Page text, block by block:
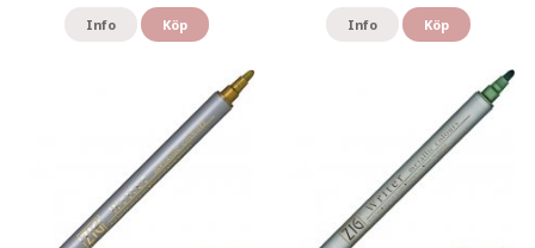
Info Köp Info Köp